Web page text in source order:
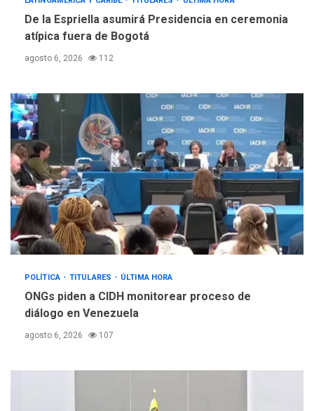
ÚLTIMA HORA
Trump vuelve intenta
nuevamente limitar
De la Espriella asumirá Presidencia en ceremonia
atípica fuera de Bogotá
agosto 6, 2026 112
POLÍTICA TITULARES ÚLTIMA HORA
ONGs piden a CIDH monitorear proceso de
diálogo en Venezuela
agosto 6, 2026 107